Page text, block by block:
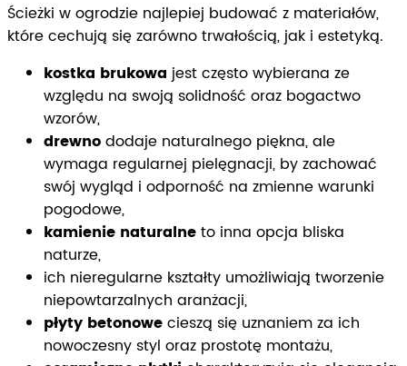
Ścieżki w ogrodzie najlepiej budować z materiałów,
które cechują się zarówno trwałością, jak i estetyką.
kostka brukowa jest często wybierana ze
względu na swoją solidność oraz bogactwo
wzorów,
drewnododaje naturalnego piękna, ale
wymaga regularnej pielęgnacji, by zachować
swój wygląd i odporność na zmienne warunki
pogodowe,
kamienie naturalneto inna opcja bliska
naturze,
ich nieregularne kształty umożliwiają tworzenie
niepowtarzalnych aranżacji,
płyty betonowecieszą się uznaniem za ich
nowoczesny styl oraz prostotę montażu,